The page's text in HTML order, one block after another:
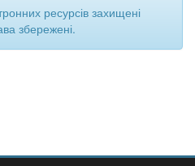
ресурсів захищені
збережені.